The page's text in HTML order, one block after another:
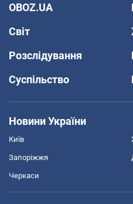
OBOZ.UA
Світ
Розслідування
Суспільство
Новини України
Київ
Запоріжжя
Черкаси